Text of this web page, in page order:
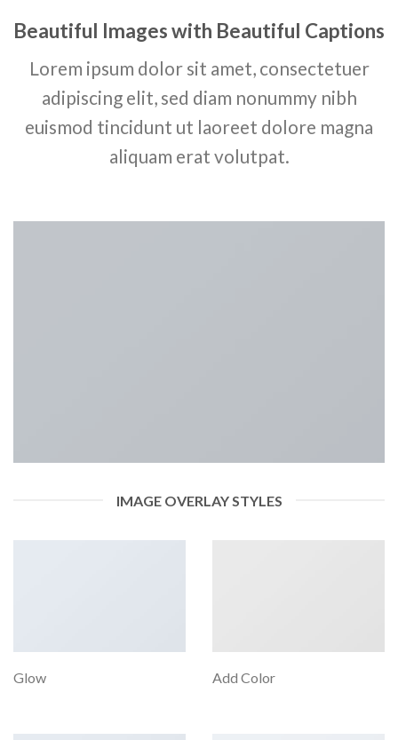
Beautiful Images with Beautiful Captions
Lorem ipsum dolor sit amet, consectetuer
adipiscing elit, sed diam nonummy nibh
euismod tincidunt ut laoreet dolore magna
aliquam erat volutpat.
IMAGE OVERLAY STYLES
Glow Add Color